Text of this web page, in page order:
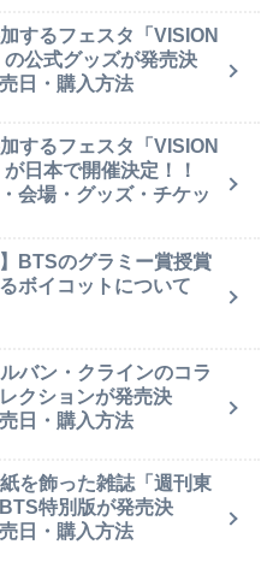
するフェスタ「VISION
の公式グッズが発売決
日・購入方法
するフェスタ「VISION
日本で開催決定！！
・会場・グッズ・チケッ
】BTSのグラミー賞授賞
ボイコットについて
バン・クラインのコラ
クションが発売決
日・購入方法
を飾った雑誌「週刊東
特別版が発売決
日・購入方法